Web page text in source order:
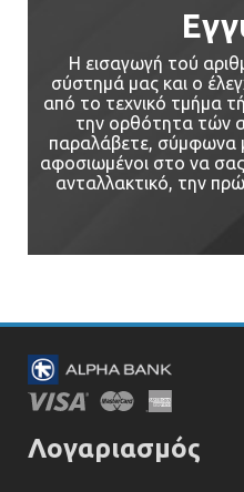
Η εισαγωγή τού
σύστημά μας και ο
από το τεχνικό τμήμα
την ορθότητα τών
παραλάβετε, σύμφωνα
αφοσιωμένοι στο να
ανταλλακτικό, την
Λογαριασμός